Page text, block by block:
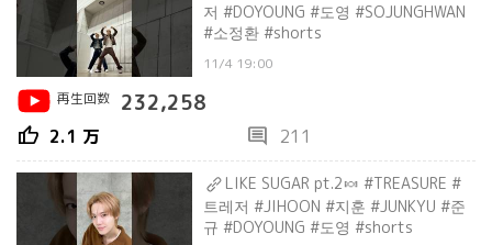
저 #DOYOUNG #도영 #SOJUNGHWAN
#소정환 #shorts
11/4 19:00
再生回数
232,258
thumb_up 2.1 万 comment 211
LIKE SUGAR pt.2🍬 #TREASURE #
트레저 #JIHOON #지훈 #JUNKYU #준
규 #DOYOUNG #도영 #shorts